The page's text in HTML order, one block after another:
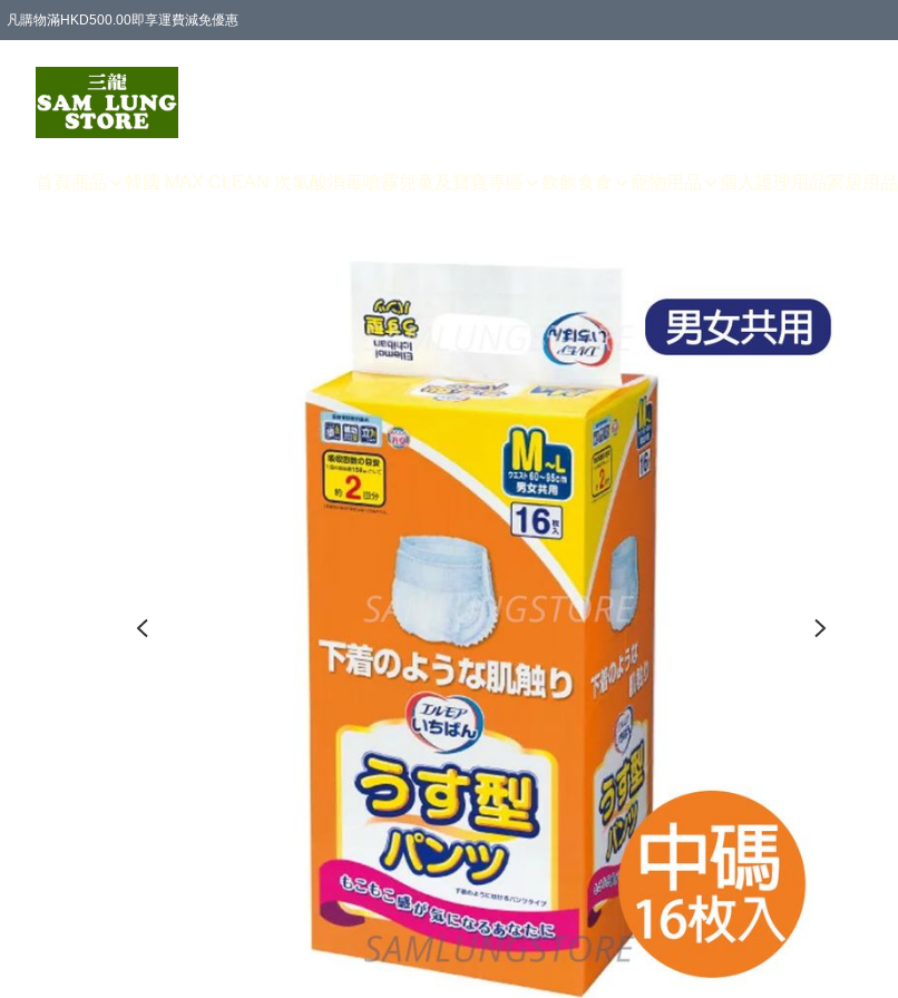
凡購物滿HKD500.00即享運費減免優惠
首頁 商品 韓國 MAX CLEAN 次氯酸消毒噴霧 兒童及寶寶專區 飲飲食食 寵物用品 個人護理用品家居用品